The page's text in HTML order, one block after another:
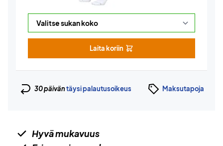
Laita koriin
30 päiväntäysi palautusoikeus Maksutapoja
Hyvä mukavuus